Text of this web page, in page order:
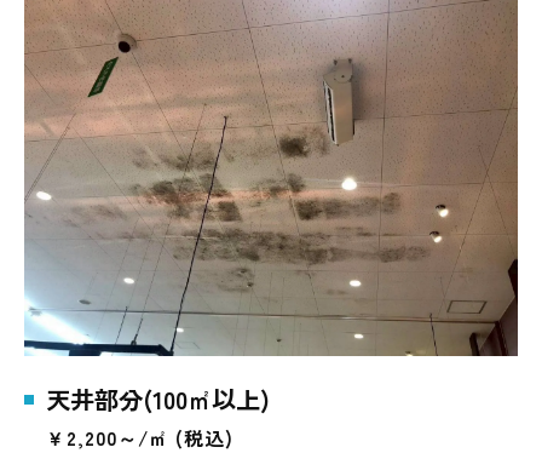
天井部分(100㎡以上)
￥2,200～/㎡ (税込)